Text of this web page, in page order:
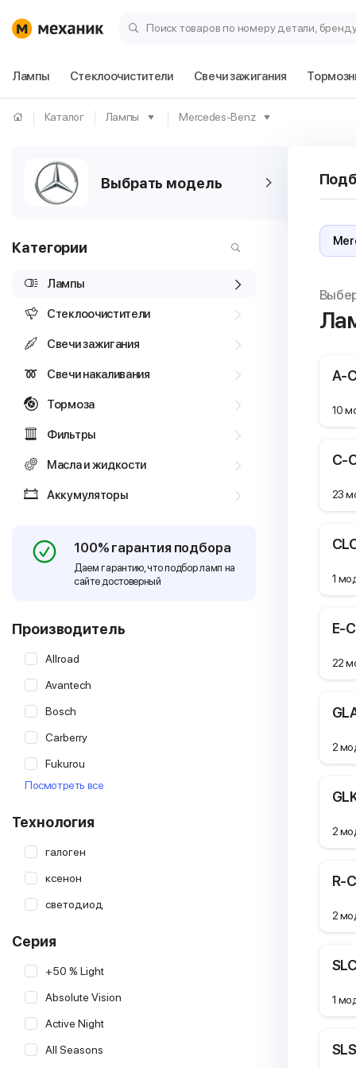
Поиск товаров по номеру детали,
Лампы Стеклоочистители Свечи зажигания
Каталог Лампы Mercedes-Benz
Выбрать модель
Категории
Лампы
Стеклоочистители
Свечи зажигания
Свечи накаливания
Тормоза
Фильтры
Масла и жидкости
Аккумуляторы
100% гарантия подбора
Даем гарантию, что подбор ламп на
сайте достоверный
Производитель
Allroad
Avantech
Bosch
Carberry
Fukurou
Goodyear
Masuma
Narva
Neolux
Optima Light
Osram
Посмотреть все
Технология
галоген
ксенон
светодиод
Серия
+50 % Light
Absolute Vision
Active Night
All Seasons
A-
10
C-
23
1
E-
22
2
2
R-
2
1